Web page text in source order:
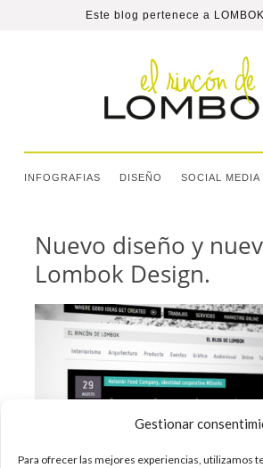
Gestionar
Para ofrecer las mejores experiencias, utilizamos
Este blog pertenece a
INFOGRAFIAS DISEÑO SOCIAL MEDIA
Nuevo diseño y
Lombok Design.